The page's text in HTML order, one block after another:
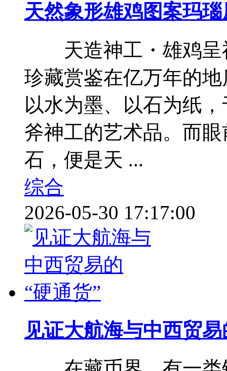
天然象形雄鸡图案玛
天造神工・雄鸡呈
珍藏赏鉴在亿万年的
以水为墨、以石为纸
斧神工的艺术品。而
石，便是天 ...
综合
2026-05-30 17:17:00
见证大航海与中西贸